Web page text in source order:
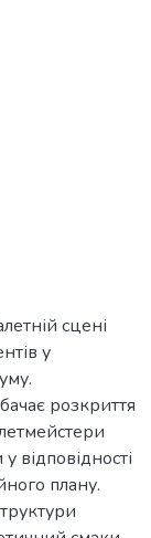
сцені
у
розкриття
відповідності
плану.